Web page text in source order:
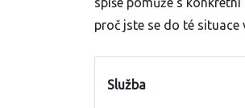
proč jste se do té situace
Služba